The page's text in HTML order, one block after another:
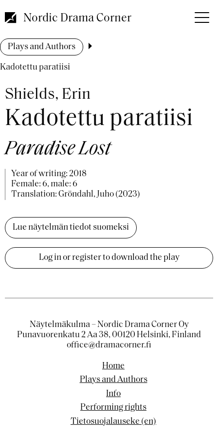
to
main
Nordic Drama Corner
Breadcrumb
Plays and Authors
Kadotettu paratiisi
Shields, Erin
Kadotettu paratiisi
Paradise Lost
Year of writing: 2018
Female: 6, male: 6
Translation: Gröndahl, Juho (2023)
Lue näytelmän tiedot suomeksi
Log in or register to download the play
Näytelmäkulma – Nordic Drama Corner Oy
Punavuorenkatu 2 Aa 38, 00120 Helsinki, Finland
office@dramacorner.fi
Home
Plays and Authors
Info
Performing rights
Tietosuojalauseke (en)